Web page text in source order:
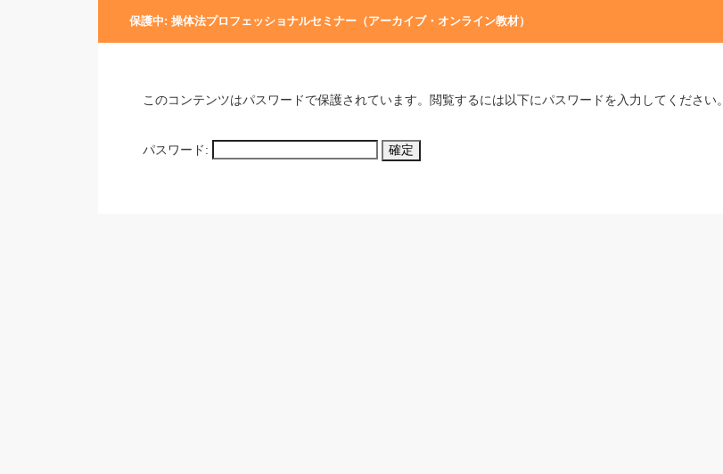
保護中: 操体法プロフェッショナルセミナー（アーカイブ・オンライン教材）
このコンテンツはパスワードで保護されています。閲覧するには以下にパスワードを入力してください。
パスワード: